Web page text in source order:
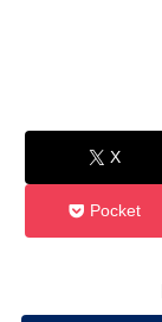
X
Pocket